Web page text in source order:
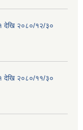
देखि २०८०/१२/३०
देखि २०८०/११/३०